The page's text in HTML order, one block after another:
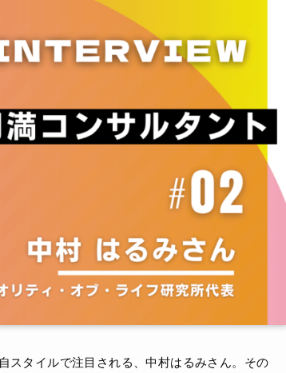
スタイルで注目される、中村はるみさん。その